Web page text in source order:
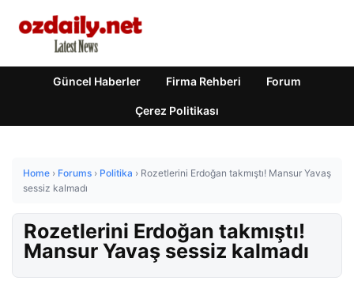
Güncel Haberler Firma Rehberi Forum
Çerez Politikası
Home › Forums › Politika › Rozetlerini Erdoğan takmıştı! Mansur Yavaş
sessiz kalmadı
Rozetlerini Erdoğan takmıştı!
Mansur Yavaş sessiz kalmadı